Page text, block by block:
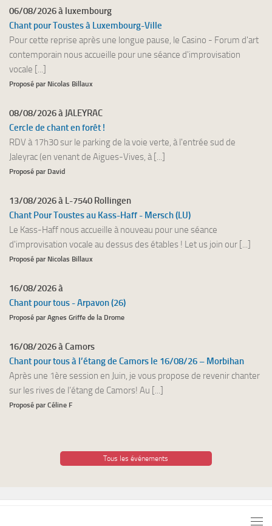
06/08/2026 à luxembourg
Chant pour Toustes à Luxembourg-Ville
Pour cette reprise après une longue pause, le Casino - Forum d'art
contemporain nous accueille pour une séance d'improvisation
vocale [...]
Proposé par Nicolas Billaux
08/08/2026 à JALEYRAC
Cercle de chant en forêt !
RDV à 17h30 sur le parking de la voie verte, à l'entrée sud de
Jaleyrac (en venant de Aigues-Vives, à [...]
Proposé par David
13/08/2026 à L-7540 Rollingen
Chant Pour Toustes au Kass-Haff - Mersch (LU)
Le Kass-Haff nous accueille à nouveau pour une séance
d'improvisation vocale au dessus des étables ! Let us join our [...]
Proposé par Nicolas Billaux
16/08/2026 à
Chant pour tous - Arpavon (26)
Proposé par Agnes Griffe de la Drome
16/08/2026 à Camors
Chant pour tous à l’étang de Camors le 16/08/26 – Morbihan
Après une 1ère session en Juin, je vous propose de revenir chanter
sur les rives de l’étang de Camors! Au [...]
Proposé par Céline F
Tous les événements